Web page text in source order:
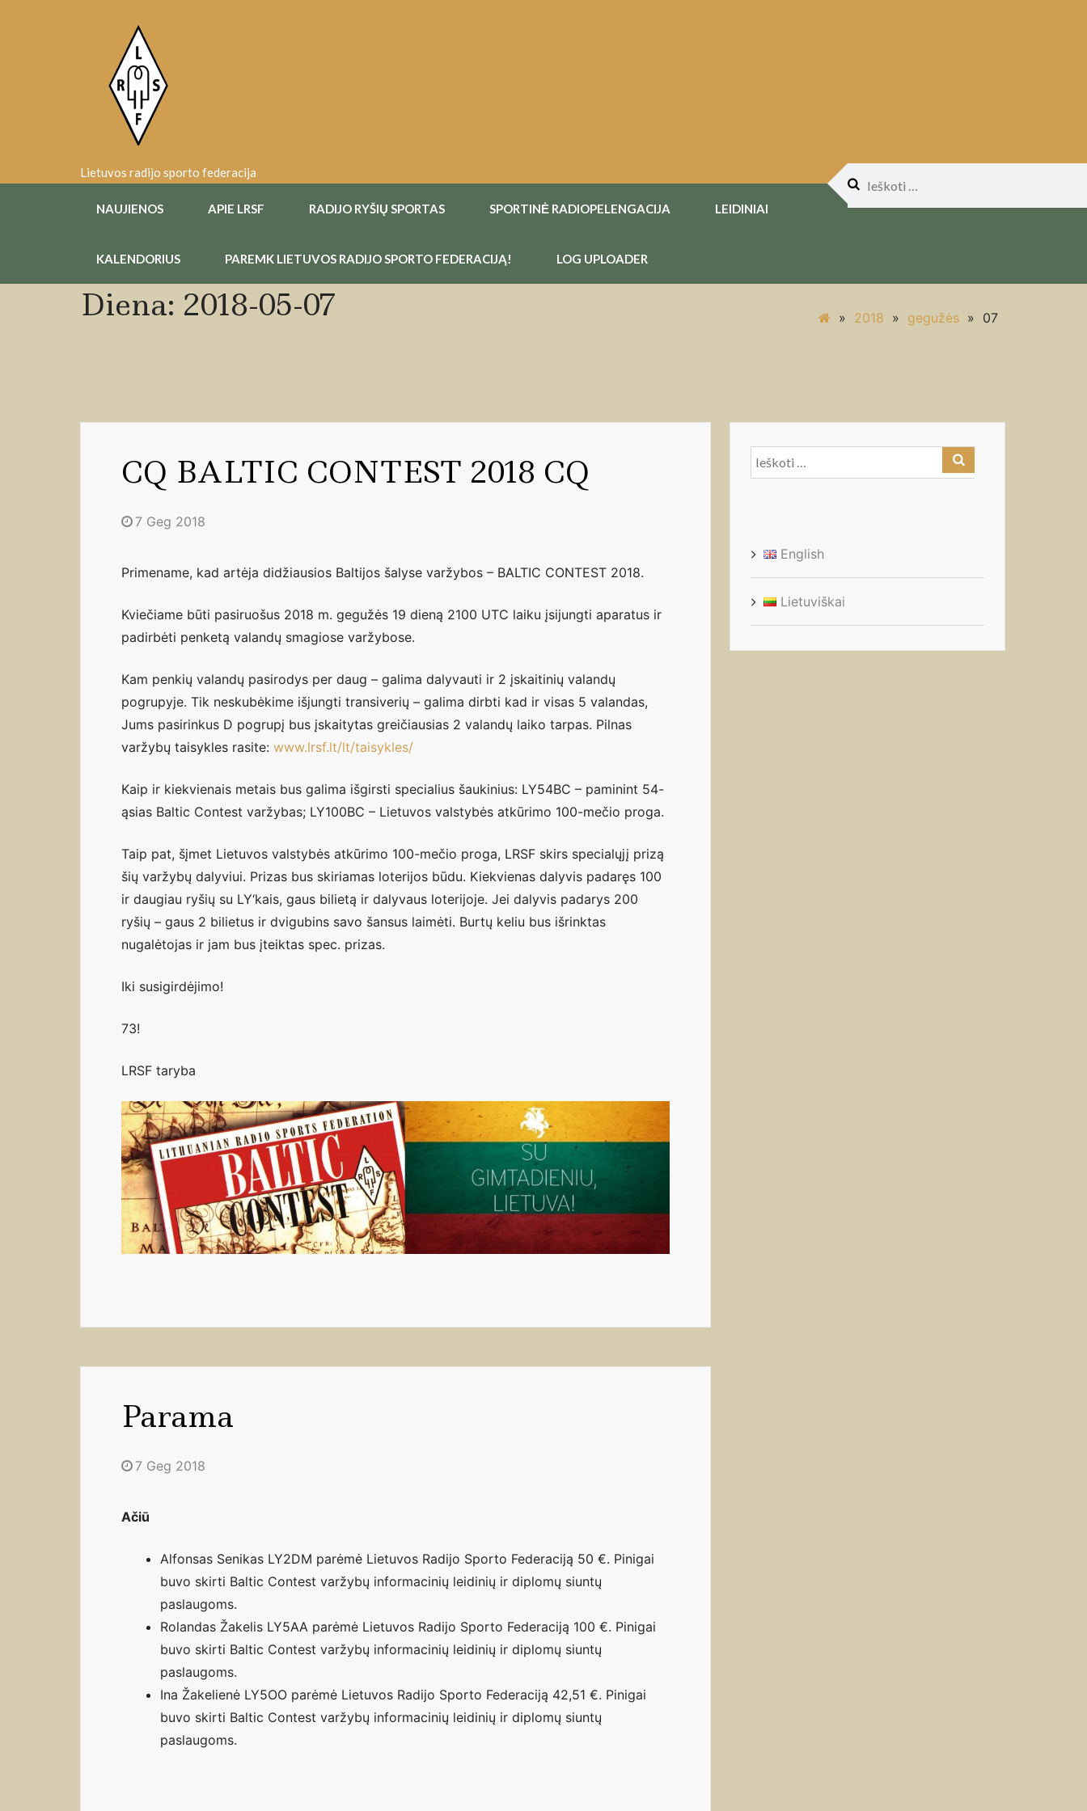
Lietuvos radijo sporto federacija
NAUJIENOS APIE LRSF RADIJO RYŠIŲ SPORTAS SPORTINĖ RADIOPELENGACIJA LEIDINIAI
KALENDORIUS PAREMK LIETUVOS RADIJO SPORTO FEDERACIJĄ! LOG UPLOADER
Ieškoti:
Diena: 2018-05-07 » 2018 » gegužės » 07
CQ BALTIC CONTEST 2018 CQ
7 Geg 2018
Primename, kad artėja didžiausios Baltijos šalyse varžybos – BALTIC CONTEST 2018.
Kviečiame būti pasiruošus 2018 m. gegužės 19 dieną 2100 UTC laiku įsijungti aparatus ir
padirbėti penketą valandų smagiose varžybose.
Kam penkių valandų pasirodys per daug – galima dalyvauti ir 2 įskaitinių valandų
pogrupyje. Tik neskubėkime išjungti transiverių – galima dirbti kad ir visas 5 valandas,
Jums pasirinkus D pogrupį bus įskaitytas greičiausias 2 valandų laiko tarpas. Pilnas
varžybų taisykles rasite: www.lrsf.lt/lt/taisykles/
Kaip ir kiekvienais metais bus galima išgirsti specialius šaukinius: LY54BC – paminint 54-
ąsias Baltic Contest varžybas; LY100BC – Lietuvos valstybės atkūrimo 100-mečio proga.
Taip pat, šįmet Lietuvos valstybės atkūrimo 100-mečio proga, LRSF skirs specialųjį prizą
šių varžybų dalyviui. Prizas bus skiriamas loterijos būdu. Kiekvienas dalyvis padaręs 100
ir daugiau ryšių su LY‘kais, gaus bilietą ir dalyvaus loterijoje. Jei dalyvis padarys 200
ryšių – gaus 2 bilietus ir dvigubins savo šansus laimėti. Burtų keliu bus išrinktas
nugalėtojas ir jam bus įteiktas spec. prizas.
Iki susigirdėjimo!
73!
LRSF taryba
Parama
7 Geg 2018
Ačiū
Alfonsas Senikas LY2DM parėmė Lietuvos Radijo Sporto Federaciją 50 €. Pinigai
buvo skirti Baltic Contest varžybų informacinių leidinių ir diplomų siuntų
paslaugoms.
Rolandas Žakelis LY5AA parėmė Lietuvos Radijo Sporto Federaciją 100 €. Pinigai
buvo skirti Baltic Contest varžybų informacinių leidinių ir diplomų siuntų
paslaugoms.
Ina Žakelienė LY5OO parėmė Lietuvos Radijo Sporto Federaciją 42,51 €. Pinigai
buvo skirti Baltic Contest varžybų informacinių leidinių ir diplomų siuntų
paslaugoms.
Ieškoti:
English
Lietuviškai